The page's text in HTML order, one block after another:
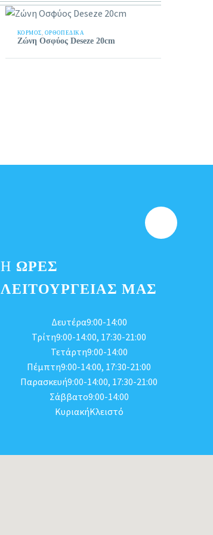
ΚΟΡΜΌΣ, ΟΡΘΟΠΕΔΙΚΑ
Ζώνη Οσφύος Deseze 20cm
Η ΩΡΕΣ
ΛΕΙΤΟΥΡΓΕΊΑΣ ΜΑΣ
Δευτέρα9:00-14:00
Τρίτη9:00-14:00, 17:30-21:00
Τετάρτη9:00-14:00
Πέμπτη9:00-14:00, 17:30-21:00
Παρασκευή9:00-14:00, 17:30-21:00
Σάββατο9:00-14:00
ΚυριακήΚλειστό